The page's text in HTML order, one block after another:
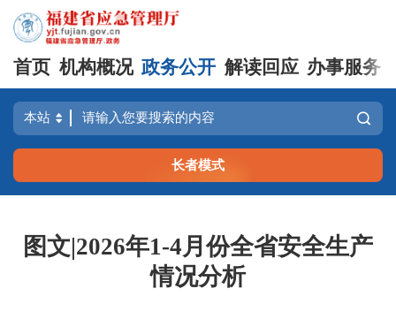
首页 机构概况 政务公开 解读回应 办事服务
长者模式
图文|2026年1-4月份全省安全生产
情况分析